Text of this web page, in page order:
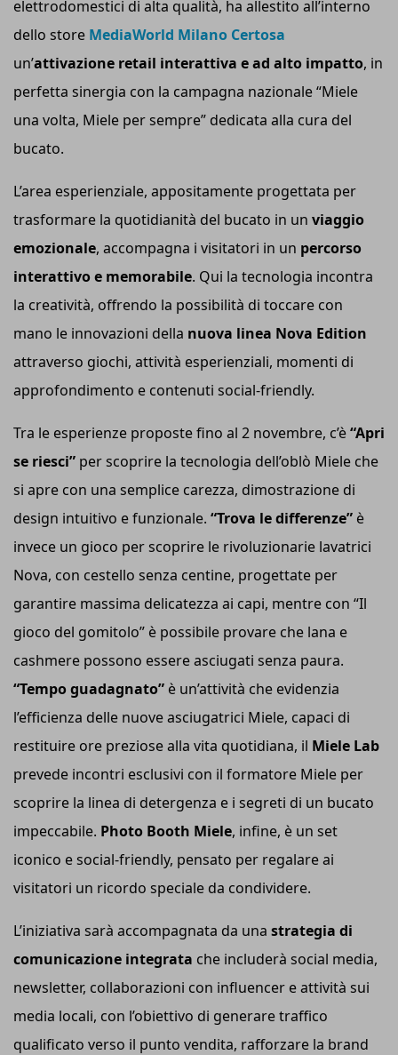
elettrodomestici di alta qualità, ha allestito all’interno
dello store MediaWorld Milano Certosa
un’attivazione retail interattiva e ad alto impatto, in
perfetta sinergia con la campagna nazionale “Miele
una volta, Miele per sempre” dedicata alla cura del
bucato.
L’area esperienziale, appositamente progettata per
trasformare la quotidianità del bucato in un viaggio
emozionale, accompagna i visitatori in un percorso
interattivo e memorabile. Qui la tecnologia incontra
la creatività, offrendo la possibilità di toccare con
mano le innovazioni della nuova linea Nova Edition
attraverso giochi, attività esperienziali, momenti di
approfondimento e contenuti social-friendly.
Tra le esperienze proposte fino al 2 novembre, c’è“Apri
se riesci” per scoprire la tecnologia dell’oblò Miele che
si apre con una semplice carezza, dimostrazione di
design intuitivo e funzionale. “Trova le differenze” è
invece un gioco per scoprire le rivoluzionarie lavatrici
Nova, con cestello senza centine, progettate per
garantire massima delicatezza ai capi, mentre con “Il
gioco del gomitolo” è possibile provare che lana e
cashmere possono essere asciugati senza paura.
“Tempo guadagnato” è un’attività che evidenzia
l’efficienza delle nuove asciugatrici Miele, capaci di
restituire ore preziose alla vita quotidiana, il Miele Lab
prevede incontri esclusivi con il formatore Miele per
scoprire la linea di detergenza e i segreti di un bucato
impeccabile. Photo Booth Miele, infine, è un set
iconico e social-friendly, pensato per regalare ai
visitatori un ricordo speciale da condividere.
L’iniziativa sarà accompagnata da una strategia di
comunicazione integrata che includerà social media,
newsletter, collaborazioni con influencer e attività sui
media locali, con l’obiettivo di generare traffico
qualificato verso il punto vendita, rafforzare la brand